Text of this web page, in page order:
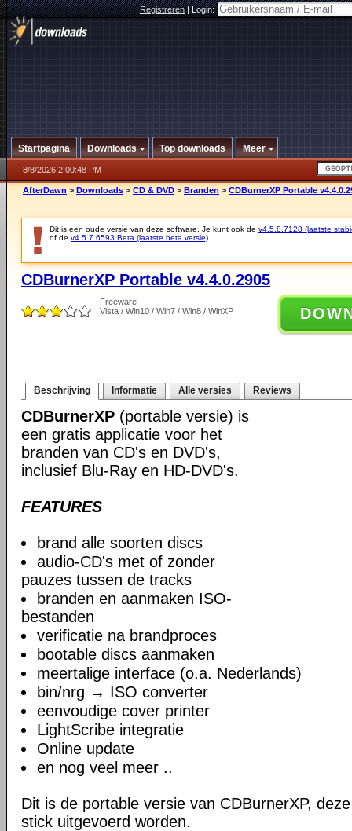
Registreren|Login:
Startpagina Downloads Top downloads Meer
8/8/2026 2:00:48 PM
AfterDawn > Downloads > CD & DVD > Branden > CDBurnerXP Portable
Dit is een oude versie van deze software. Je kunt ook de v4.5.8.7128 (laatste
of de v4.5.7.6593 Beta (laatste beta versie)
CDBurnerXP Portable v4.4.0.2905
Freeware
Vista / Win10 / Win7 / Win8 / WinXP
Beschrijving Informatie Alle versies Reviews
CDBurnerXP (portable versie) is
een gratis applicatie voor het
branden van CD's en DVD's,
inclusief Blu-Ray en HD-DVD's.
FEATURES
brand alle soorten discs
audio-CD's met of zonder
pauzes tussen de tracks
branden en aanmaken ISO-
bestanden
verificatie na brandproces
bootable discs aanmaken
meertalige interface (o.a. Nederlands)
bin/nrg → ISO converter
eenvoudige cover printer
LightScribe integratie
Online update
en nog veel meer ..
Dit is de portable versie van CDBurnerXP,
stick uitgevoerd worden.